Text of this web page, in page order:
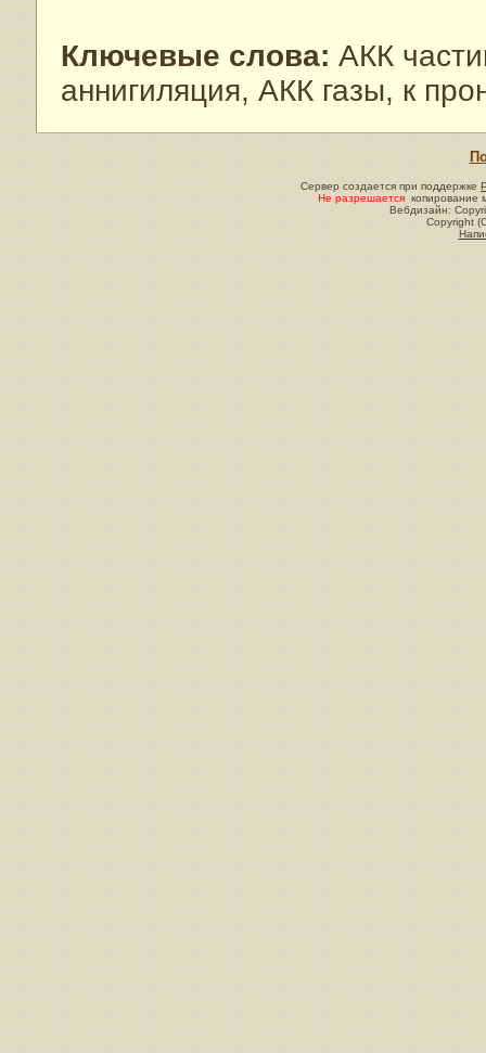
Ключевые слова: АКК
аннигиляция, АКК газы, к
Сервер создается при поддержке
Не разрешается копирование
Вебдизайн:
Copyright